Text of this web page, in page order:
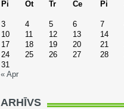
Pi
Ot Tr Ce Pi
3
4 5 6 7
10
11 12 13 14
17
18 19 20 21
24
25 26 27 28
31
« Apr
ARHĪVS